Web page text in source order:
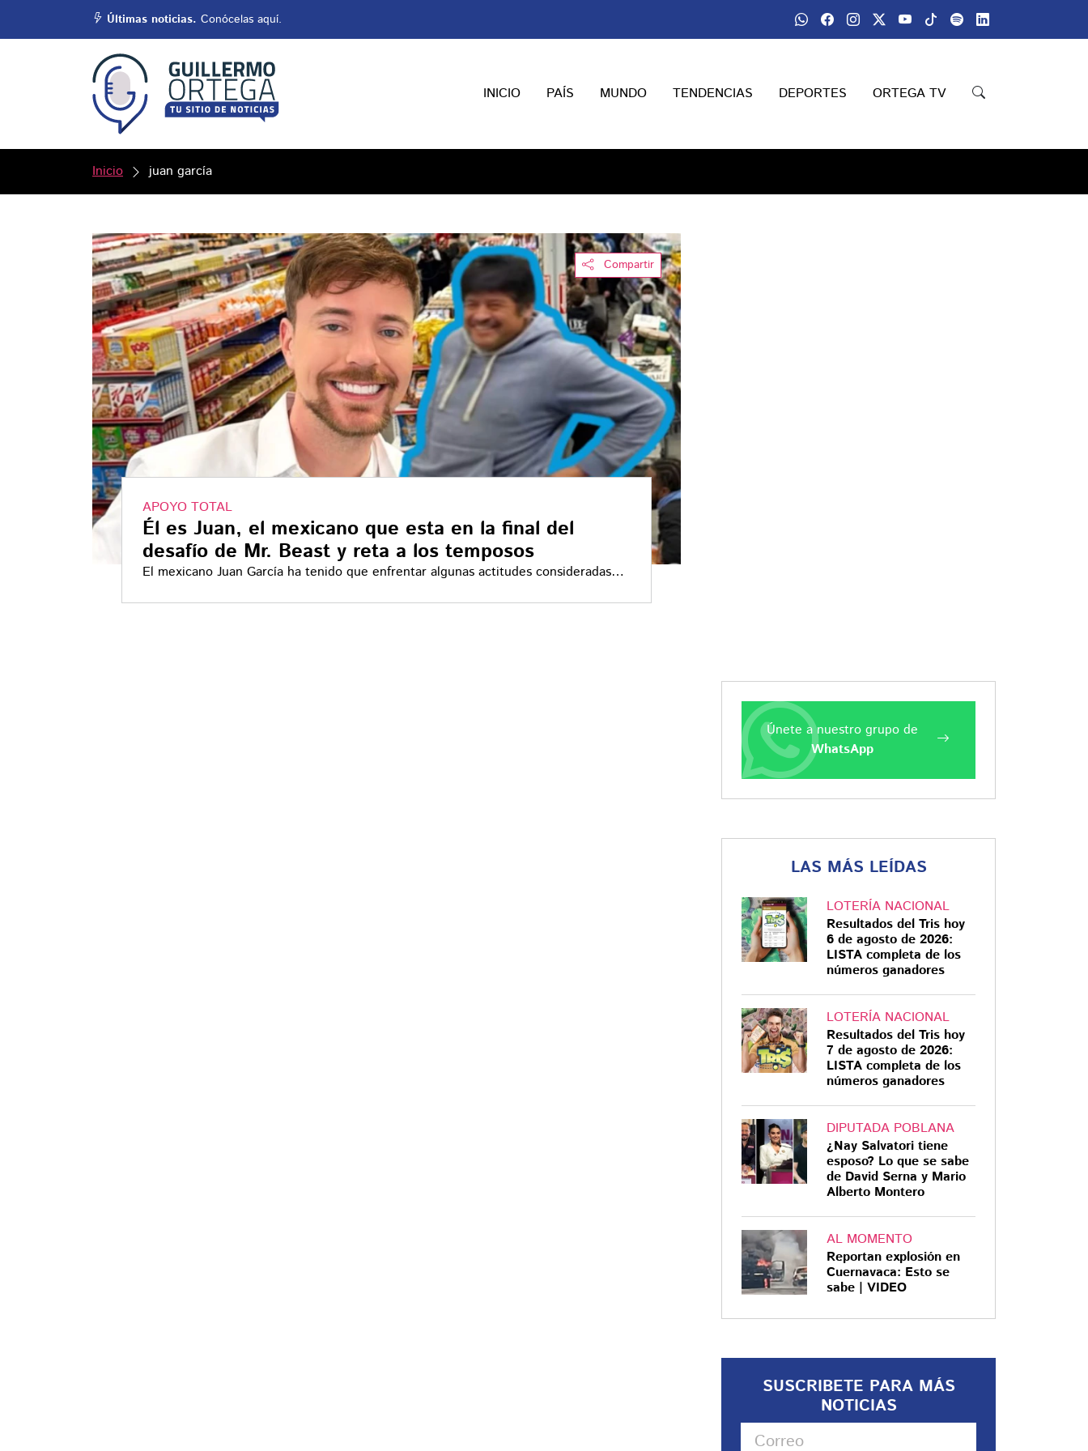
Últimas noticias. Conócelas aquí.
INICIO PAÍS MUNDO TENDENCIAS DEPORTES ORTEGA TV
Inicio juan garcía
Compartir
APOYO TOTAL
Él es Juan, el mexicano que esta en la final del
desafío de Mr. Beast y reta a los temposos
El mexicano Juan García ha tenido que enfrentar algunas actitudes consideradas
Únete a nuestro grupo de
WhatsApp
LAS MÁS LEÍDAS
LOTERÍA NACIONAL
Resultados del Tris hoy
6 de agosto de 2026:
LISTA completa de los
números ganadores
LOTERÍA NACIONAL
Resultados del Tris hoy
7 de agosto de 2026:
LISTA completa de los
números ganadores
DIPUTADA POBLANA
¿Nay Salvatori tiene
esposo? Lo que se sabe
de David Serna y Mario
Alberto Montero
AL MOMENTO
Reportan explosión en
Cuernavaca: Esto se
sabe | VIDEO
SUSCRIBETE PARA MÁS
NOTICIAS